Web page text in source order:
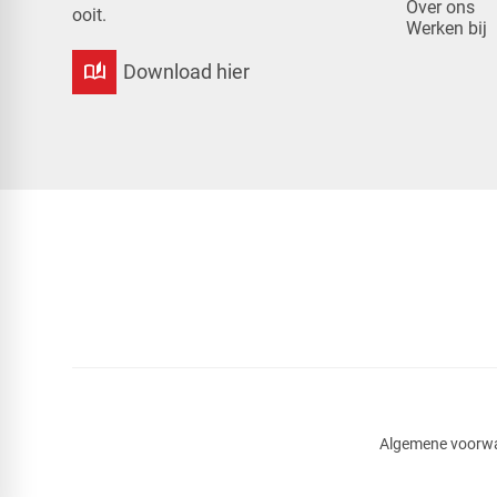
ooit.
auto_stories Download hier
Over ons
Werken bij
Algemene